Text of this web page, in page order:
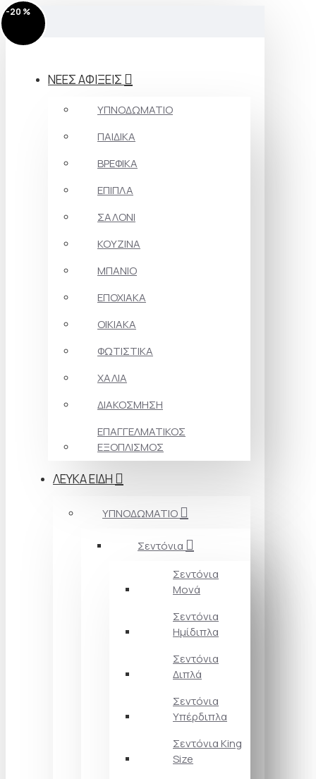
MENU
ΝΕΕΣ ΑΦΙΞΕΙΣ
ΥΠΝΟΔΩΜΑΤΙΟ
ΠΑΙΔΙΚΑ
ΒΡΕΦΙΚΑ
ΕΠΙΠΛΑ
ΣΑΛΟΝΙ
ΚΟΥΖΙΝΑ
ΜΠΑΝΙΟ
ΕΠΟΧΙΑΚΑ
ΟΙΚΙΑΚΑ
ΦΩΤΙΣΤΙΚΑ
ΧΑΛΙΑ
ΔΙΑΚΟΣΜΗΣΗ
ΕΠΑΓΓΕΛΜΑΤΙΚΟΣ
ΕΞΟΠΛΙΣΜΟΣ
ΛΕΥΚΑ ΕΙΔΗ
ΥΠΝΟΔΩΜΑΤΙΟ
Σεντόνια
Σεντόνια
Μονά
Σεντόνια
Ημίδιπλα
Σεντόνια
Διπλά
Σεντόνια
Υπέρδιπλα
Σεντόνια King
Size
-20 %
-20 %
-20 %
-20 %
-20 %
-20 %
-20 %
-20 %
-20 %
-20 %
-20 %
-20 %
-20 %
-20 %
-20 %